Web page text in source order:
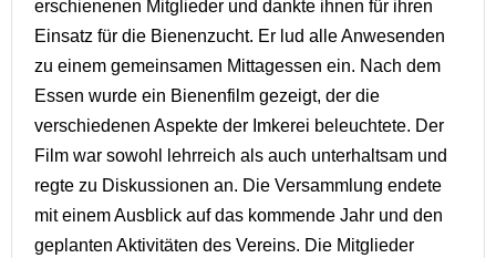
erschienenen Mitglieder und dankte ihnen für ihren
Einsatz für die Bienenzucht. Er lud alle Anwesenden
zu einem gemeinsamen Mittagessen ein. Nach dem
Essen wurde ein Bienenfilm gezeigt, der die
verschiedenen Aspekte der Imkerei beleuchtete. Der
Film war sowohl lehrreich als auch unterhaltsam und
regte zu Diskussionen an. Die Versammlung endete
mit einem Ausblick auf das kommende Jahr und den
geplanten Aktivitäten des Vereins. Die Mitglieder